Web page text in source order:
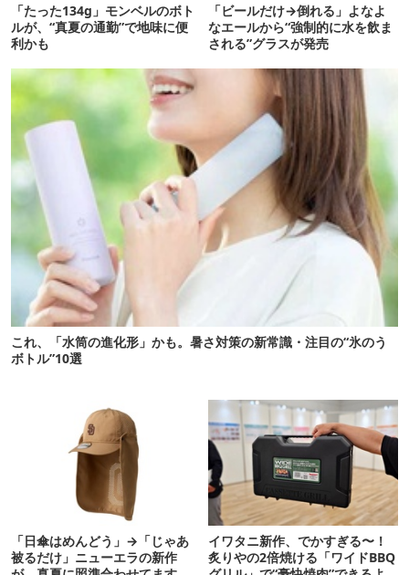
「たった134g」モンベルのボト
ルが、“真夏の通勤”で地味に便
利かも
「ビールだけ→倒れる」よなよ
なエールから“強制的に水を飲ま
される”グラスが発売
これ、「水筒の進化形」かも。暑さ対策の新常識・注目の“氷のう
ボトル”10選
「日傘はめんどう」→「じゃあ
被るだけ」ニューエラの新作
イワタニ新作、でかすぎる〜！
炙りやの2倍焼ける「ワイドBBQ